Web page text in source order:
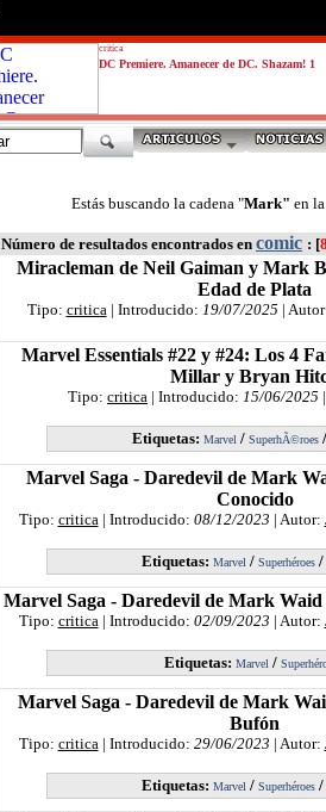
critica
DC Premiere. Amanecer de DC. Shazam! 1
Estás buscando la cadena "Mark" en
Número de resultados encontrados en comic : [
Miracleman de Neil Gaiman y Mark
Edad de Plata
Tipo: critica| Introducido: 19/07/2025 |
Marvel Essentials #22 y #24: Los 4
Millar y Bryan
Tipo: critica | Introducido: 15/06/2025
Etiquetas: Marvel/ SuperhÃ©roes
Marvel Saga - Daredevil de Mark
Conocido
Tipo: critica| Introducido: 08/12/2023 | Autor:
Etiquetas: Marvel/ Superhéroes/
Marvel Saga - Daredevil de Mark
Tipo: critica| Introducido: 02/09/2023 | Autor:
Etiquetas: Marvel/
Marvel Saga - Daredevil de Mark
Bufón
Tipo: critica| Introducido: 29/06/2023 | Autor:
Etiquetas: Marvel/ Superhéroes/